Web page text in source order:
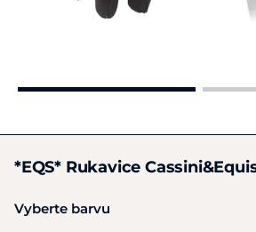
*EQS* Rukavice
Vyberte barvu